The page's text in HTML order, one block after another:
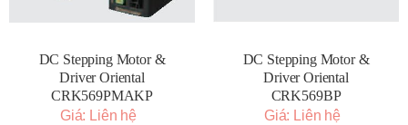
DC Stepping Motor &
Driver Oriental
CRK569PMAKP
Giá: Liên hệ
DC Stepping Motor &
Driver Oriental
CRK569BP
Giá: Liên hệ